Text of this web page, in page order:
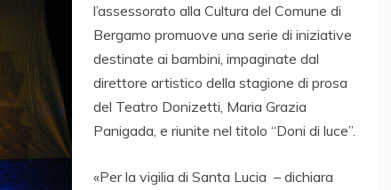
l’assessorato alla Cultura del Comune di
Bergamo promuove una serie di iniziative
destinate ai bambini, impaginate dal
direttore artistico della stagione di prosa
del Teatro Donizetti, Maria Grazia
Panigada, e riunite nel titolo “Doni di luce”.
«Per la vigilia di Santa Lucia – dichiara